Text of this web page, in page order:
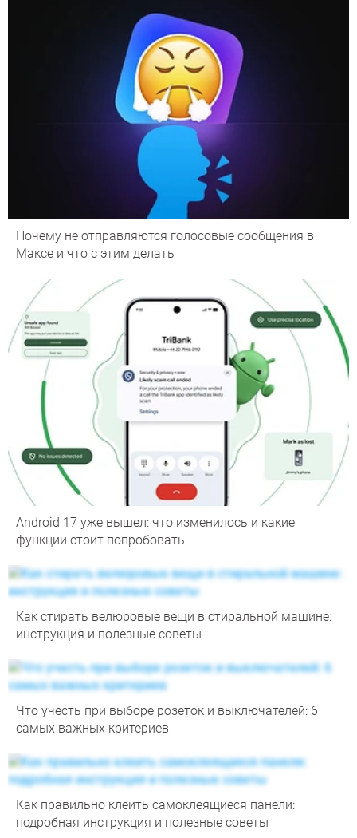
Почему не отправляются голосовые сообщения в
Максе и что с этим делать
Android 17 уже вышел: что изменилось и какие
функции стоит попробовать
Как стирать велюровые вещи в стиральной машине:
инструкция и полезные советы
Что учесть при выборе розеток и выключателей: 6
самых важных критериев
Как правильно клеить самоклеящиеся панели:
подробная инструкция и полезные советы